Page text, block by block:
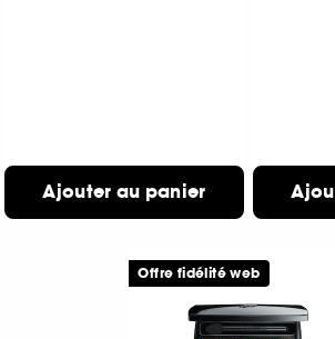
Ajouter au panier
Offre fidélité web